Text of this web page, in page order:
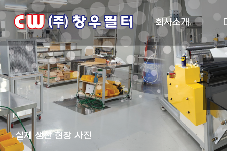
회사소개
실제 생산 현장 사진